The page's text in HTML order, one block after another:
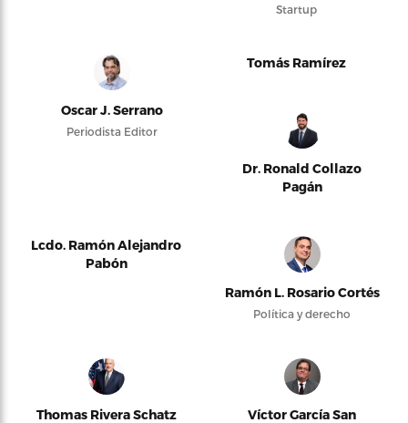
Startup
Oscar J. Serrano
Periodista Editor
Tomás Ramírez
Dr. Ronald Collazo
Pagán
Lcdo. Ramón Alejandro
Pabón
Ramón L. Rosario Cortés
Política y derecho
Thomas Rivera Schatz
Víctor García San